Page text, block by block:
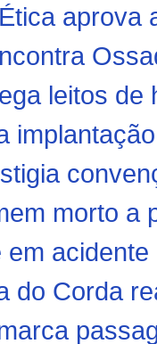
aprova
leitos de
morto a
em
do Corda
marca